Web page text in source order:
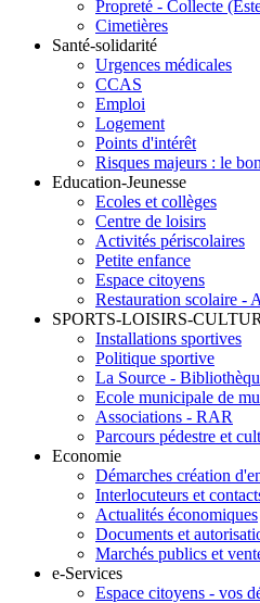
Propreté - Collecte
Cimetières
Santé-solidarité
Urgences médicales
CCAS
Emploi
Logement
Points d'intérêt
Risques majeurs : le
Education-Jeunesse
Ecoles et collèges
Centre de loisirs
Activités périscolaires
Petite enfance
Espace citoyens
Restauration scolaire -
SPORTS-LOISIRS-
Installations sportives
Politique sportive
La Source -
Ecole municipale de
Associations - RAR
Parcours pédestre et
Economie
Démarches création
Interlocuteurs et
Actualités économiques
Documents et
Marchés publics et
e-Services
Espace citoyens - vos